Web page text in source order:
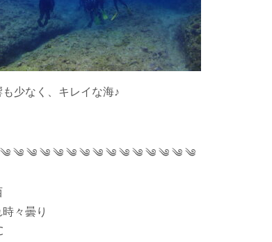
少なく、キレイな海♪
༄ ༄ ༄ ༄ ༄ ༄ ༄ ༄ ༄ ༄ ༄ ༄ ༄ ༄
々曇り